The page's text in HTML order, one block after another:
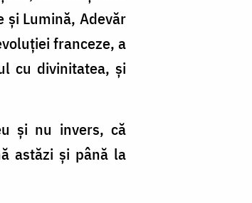
Lumină, Adevăr
franceze, a
cu divinitatea, și
și nu invers, că
astăzi și până la